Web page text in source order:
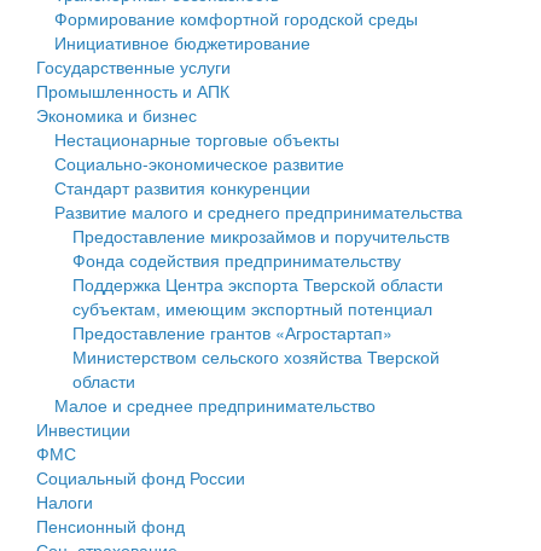
Государственные услуги
Промышленность и АПК
Экономика и бизнес
Символика
Устав
Гостям округа
Туризм
Культура
Образование
Здравоохранение
Социальная защита
Фотоальбом
муниципального округа Тверской области
Администрация Кашинского муниципального округа
Тверской области
Управление сельскими территориями
Открытые данные
Работа с обращениями граждан
Муниципальный контроль
Муниципальные услуги
Проекты административных регламентов
Антимонопольный комплаенс
Противодействие коррупции
Финансовое управление
Бюджет для граждан
Имущество
Выявление правообладателей ранее учтенных
объектов недвижимости
Имущественная поддержка субъектов малого и
среднего предпринимательства
Информационная поддержка субъектов малого и
среднего предпринимательства
Муниципальные программы
Контрольно-счетная палата
Формирование комфортной городской среды
Инициативное бюджетирование
Государственные услуги
Промышленность и АПК
Экономика и бизнес
Нестационарные торговые объекты
Социально-экономическое развитие
Стандарт развития конкуренции
Развитие малого и среднего предпринимательства
Предоставление микрозаймов и поручительств
Фонда содействия предпринимательству
Поддержка Центра экспорта Тверской области
субъектам, имеющим экспортный потенциал
Предоставление грантов «Агростартап»
Министерством сельского хозяйства Тверской
области
Малое и среднее предпринимательство
Инвестиции
ФМС
Социальный фонд России
Налоги
Пенсионный фонд